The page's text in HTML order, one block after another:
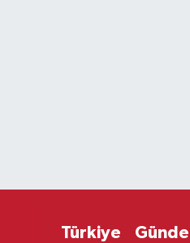
Türkiye